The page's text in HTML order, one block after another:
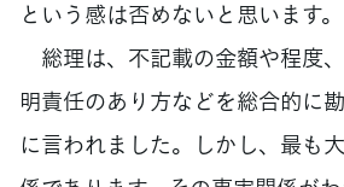
という感は否めないと思います。
総理は、不記載の金額や程度
明責任のあり方などを総合的に
に言われました。しかし、最も